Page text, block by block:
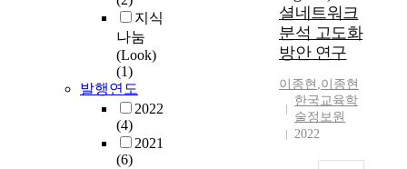
지식
나눔
(Look)
(1)
발행연도
2022
(4)
2021
(6)
셜네트워크
분석 고도화
방안 연구
이종현 ,이종현
한국교육학
술정보원
2022